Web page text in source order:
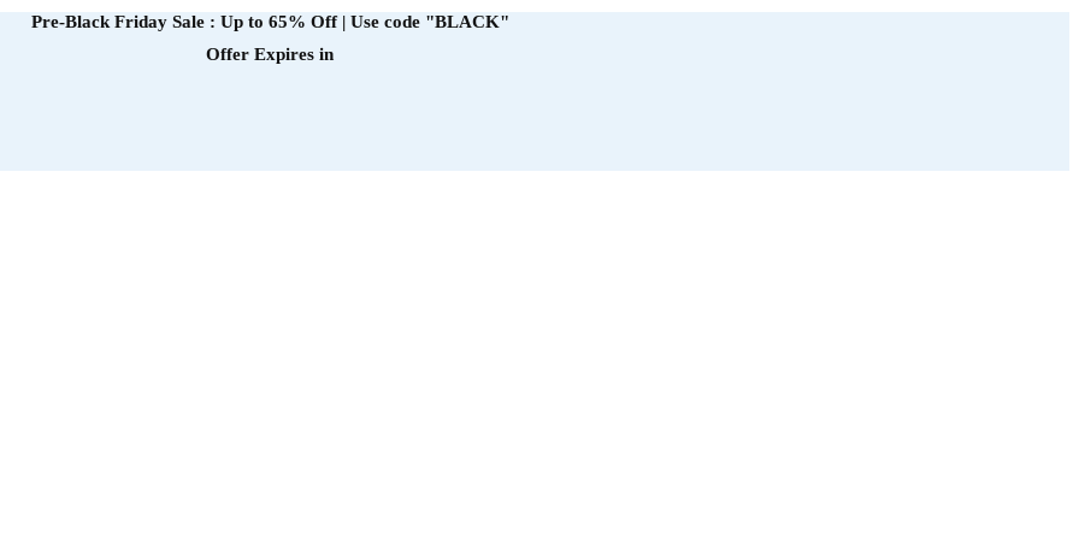
Pre-Black Friday Sale : Up to 65% Off | Use code "BLACK"
Offer Expires in